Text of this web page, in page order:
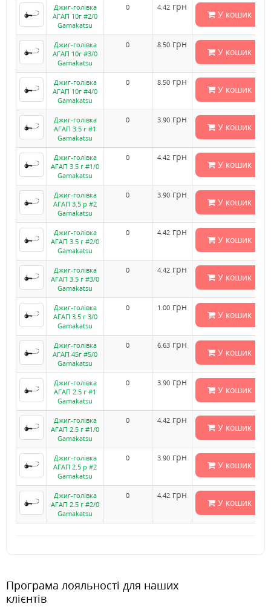
Джиг-голівка
АГАП 10г #2/0
Gamakatsu
0 4.42 грн
У кошик
Джиг-голівка
АГАП 10г #3/0
Gamakatsu
0 8.50 грн
У кошик
Джиг-голівка
АГАП 10г #4/0
Gamakatsu
0 8.50 грн
У кошик
Джиг-голівка
АГАП 3.5 г #1
Gamakatsu
0 3.90 грн
У кошик
Джиг-голівка
АГАП 3.5 г #1/0
Gamakatsu
0 4.42 грн
У кошик
Джиг-голівка
АГАП 3.5 р #2
Gamakatsu
0 3.90 грн
У кошик
Джиг-голівка
АГАП 3.5 г #2/0
Gamakatsu
0 4.42 грн
У кошик
Джиг-голівка
АГАП 3.5 г #3/0
Gamakatsu
0 4.42 грн
У кошик
Джиг-голівка
АГАП 3.5 г 3/0
Gamakatsu
0 1.00 грн
У кошик
Джиг-голівка
АГАП 45г #5/0
Gamakatsu
0 6.63 грн
У кошик
Джиг-голівка
АГАП 2.5 г #1
Gamakatsu
0 3.90 грн
У кошик
Джиг-голівка
АГАП 2.5 г #1/0
Gamakatsu
0 4.42 грн
У кошик
Джиг-голівка
АГАП 2.5 р #2
Gamakatsu
0 3.90 грн
У кошик
Джиг-голівка
АГАП 2.5 г #2/0
Gamakatsu
0 4.42 грн
У кошик
Програма лояльності для наших
клієнтів